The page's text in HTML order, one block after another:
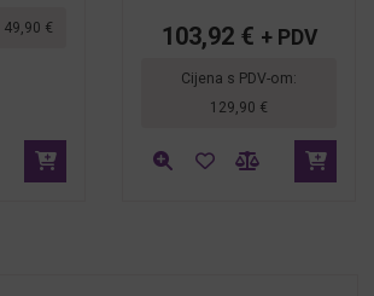
49,90 € 103,92 € + PDV
Cijena s PDV-om:
129,90 €